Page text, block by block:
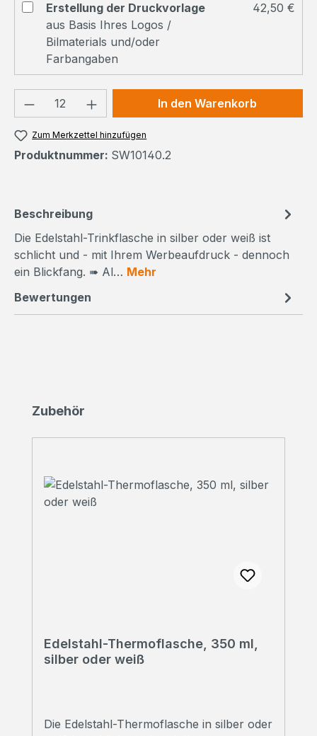
Erstellung der Druckvorlage
aus Basis Ihres Logos /
Bilmaterials und/oder
Farbangaben
42,50 €
Produkt Anzahl: Gib denIn den Warenkorb
Zum Merkzettel hinzufügen
Produktnummer: SW10140.2
Beschreibung
Die Edelstahl-Trinkflasche in silber oder weiß ist
schlicht und - mit Ihrem Werbeaufdruck - dennoch
ein Blickfang. ➠ Al… Mehr
Bewertungen
Produktgalerie überspringen
Zubehör
Edelstahl-Thermoflasche, 350 ml,
silber oder weiß
Die Edelstahl-Thermoflasche in silber oder